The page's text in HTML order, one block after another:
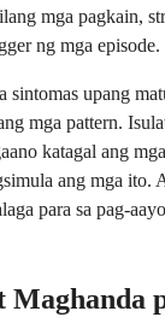
mga pagkain,
ng mga episode.
sintomas upang
mga pattern.
katagal ang
ang mga ito.
para sa pag-
Maghanda